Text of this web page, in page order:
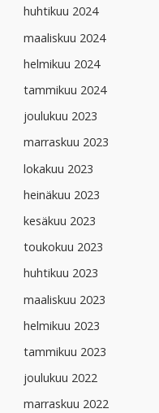
huhtikuu 2024
maaliskuu 2024
helmikuu 2024
tammikuu 2024
joulukuu 2023
marraskuu 2023
lokakuu 2023
heinäkuu 2023
kesäkuu 2023
toukokuu 2023
huhtikuu 2023
maaliskuu 2023
helmikuu 2023
tammikuu 2023
joulukuu 2022
marraskuu 2022